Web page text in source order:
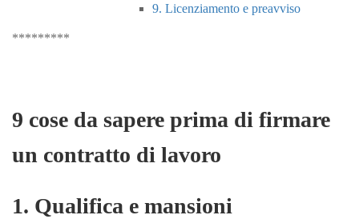
9. Licenziamento e preavviso
*********
9 cose da sapere prima di firmare
un contratto di lavoro
1. Qualifica e mansioni